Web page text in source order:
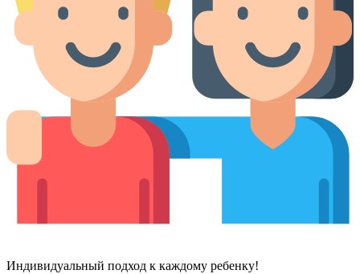
Индивидуальный подход к каждому ребенку!